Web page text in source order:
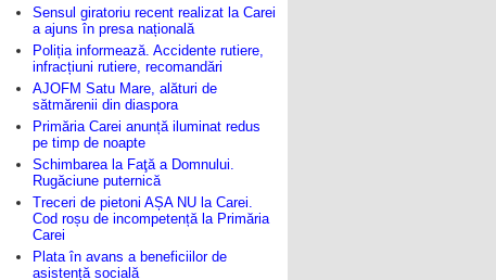
Sensul giratoriu recent realizat la Carei
a ajuns în presa națională
Poliția informează. Accidente rutiere,
infracțiuni rutiere, recomandări
AJOFM Satu Mare, alături de
sătmărenii din diaspora
Primăria Carei anunță iluminat redus
pe timp de noapte
Schimbarea la Faţă a Domnului.
Rugăciune puternică
Treceri de pietoni AȘA NU la Carei.
Cod roșu de incompetență la Primăria
Carei
Plata în avans a beneficiilor de
asistență socială